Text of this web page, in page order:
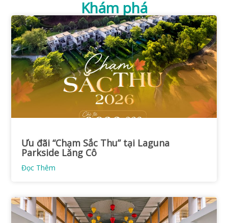
Khám phá
Ưu đãi “Chạm Sắc Thu” tại Laguna
Parkside Lăng Cô
Đọc Thêm